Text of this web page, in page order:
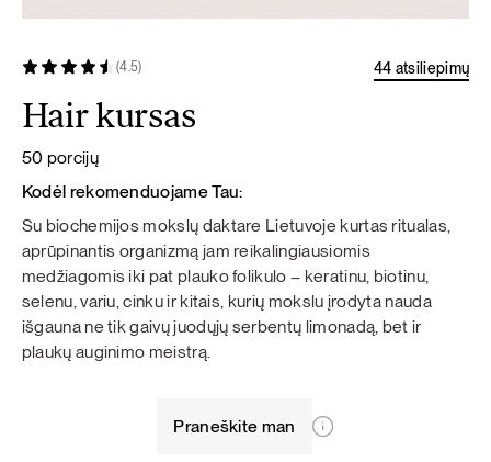
(4.5) 44 atsiliepimų
Hair kursas
50 porcijų
Kodėl rekomenduojame Tau:
Su biochemijos mokslų daktare Lietuvoje kurtas ritualas,
aprūpinantis organizmą jam reikalingiausiomis
medžiagomis iki pat plauko folikulo – keratinu, biotinu,
selenu, variu, cinku ir kitais, kurių mokslu įrodyta nauda
išgauna ne tik gaivų juodųjų serbentų limonadą, bet ir
plaukų auginimo meistrą.
Praneškite man